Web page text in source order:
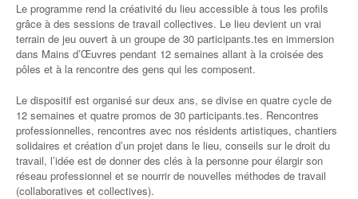
Le programme rend la créativité du lieu accessible à tous les profils
grâce à des sessions de travail collectives. Le lieu devient un vrai
terrain de jeu ouvert à un groupe de 30 participants.tes en immersion
dans Mains d’Œuvres pendant 12 semaines allant à la croisée des
pôles et à la rencontre des gens qui les composent.
Le dispositif est organisé sur deux ans, se divise en quatre cycle de
12 semaines et quatre promos de 30 participants.tes. Rencontres
professionnelles, rencontres avec nos résidents artistiques, chantiers
solidaires et création d’un projet dans le lieu, conseils sur le droit du
travail, l’idée est de donner des clés à la personne pour élargir son
réseau professionnel et se nourrir de nouvelles méthodes de travail
(collaboratives et collectives).